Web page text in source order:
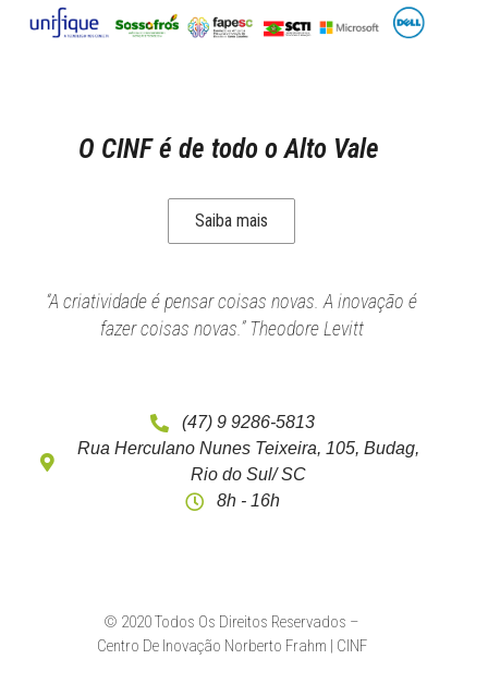
O CINF é de todo o Alto Vale
Saiba mais
“A criatividade é pensar coisas novas. A inovação é
fazer coisas novas.” Theodore Levitt
(47) 9 9286-5813
Rua Herculano Nunes Teixeira, 105, Budag,
Rio do Sul/ SC
8h - 16h
© 2020 Todos Os Direitos Reservados –
Centro De Inovação Norberto Frahm | CINF